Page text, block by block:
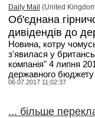
Daily Mail (United
Об'єднана
дивідендів до
Новина, котру
з'явилася у
компанія" 4 липня
державного
06.07.2017 11:02:37
... більше